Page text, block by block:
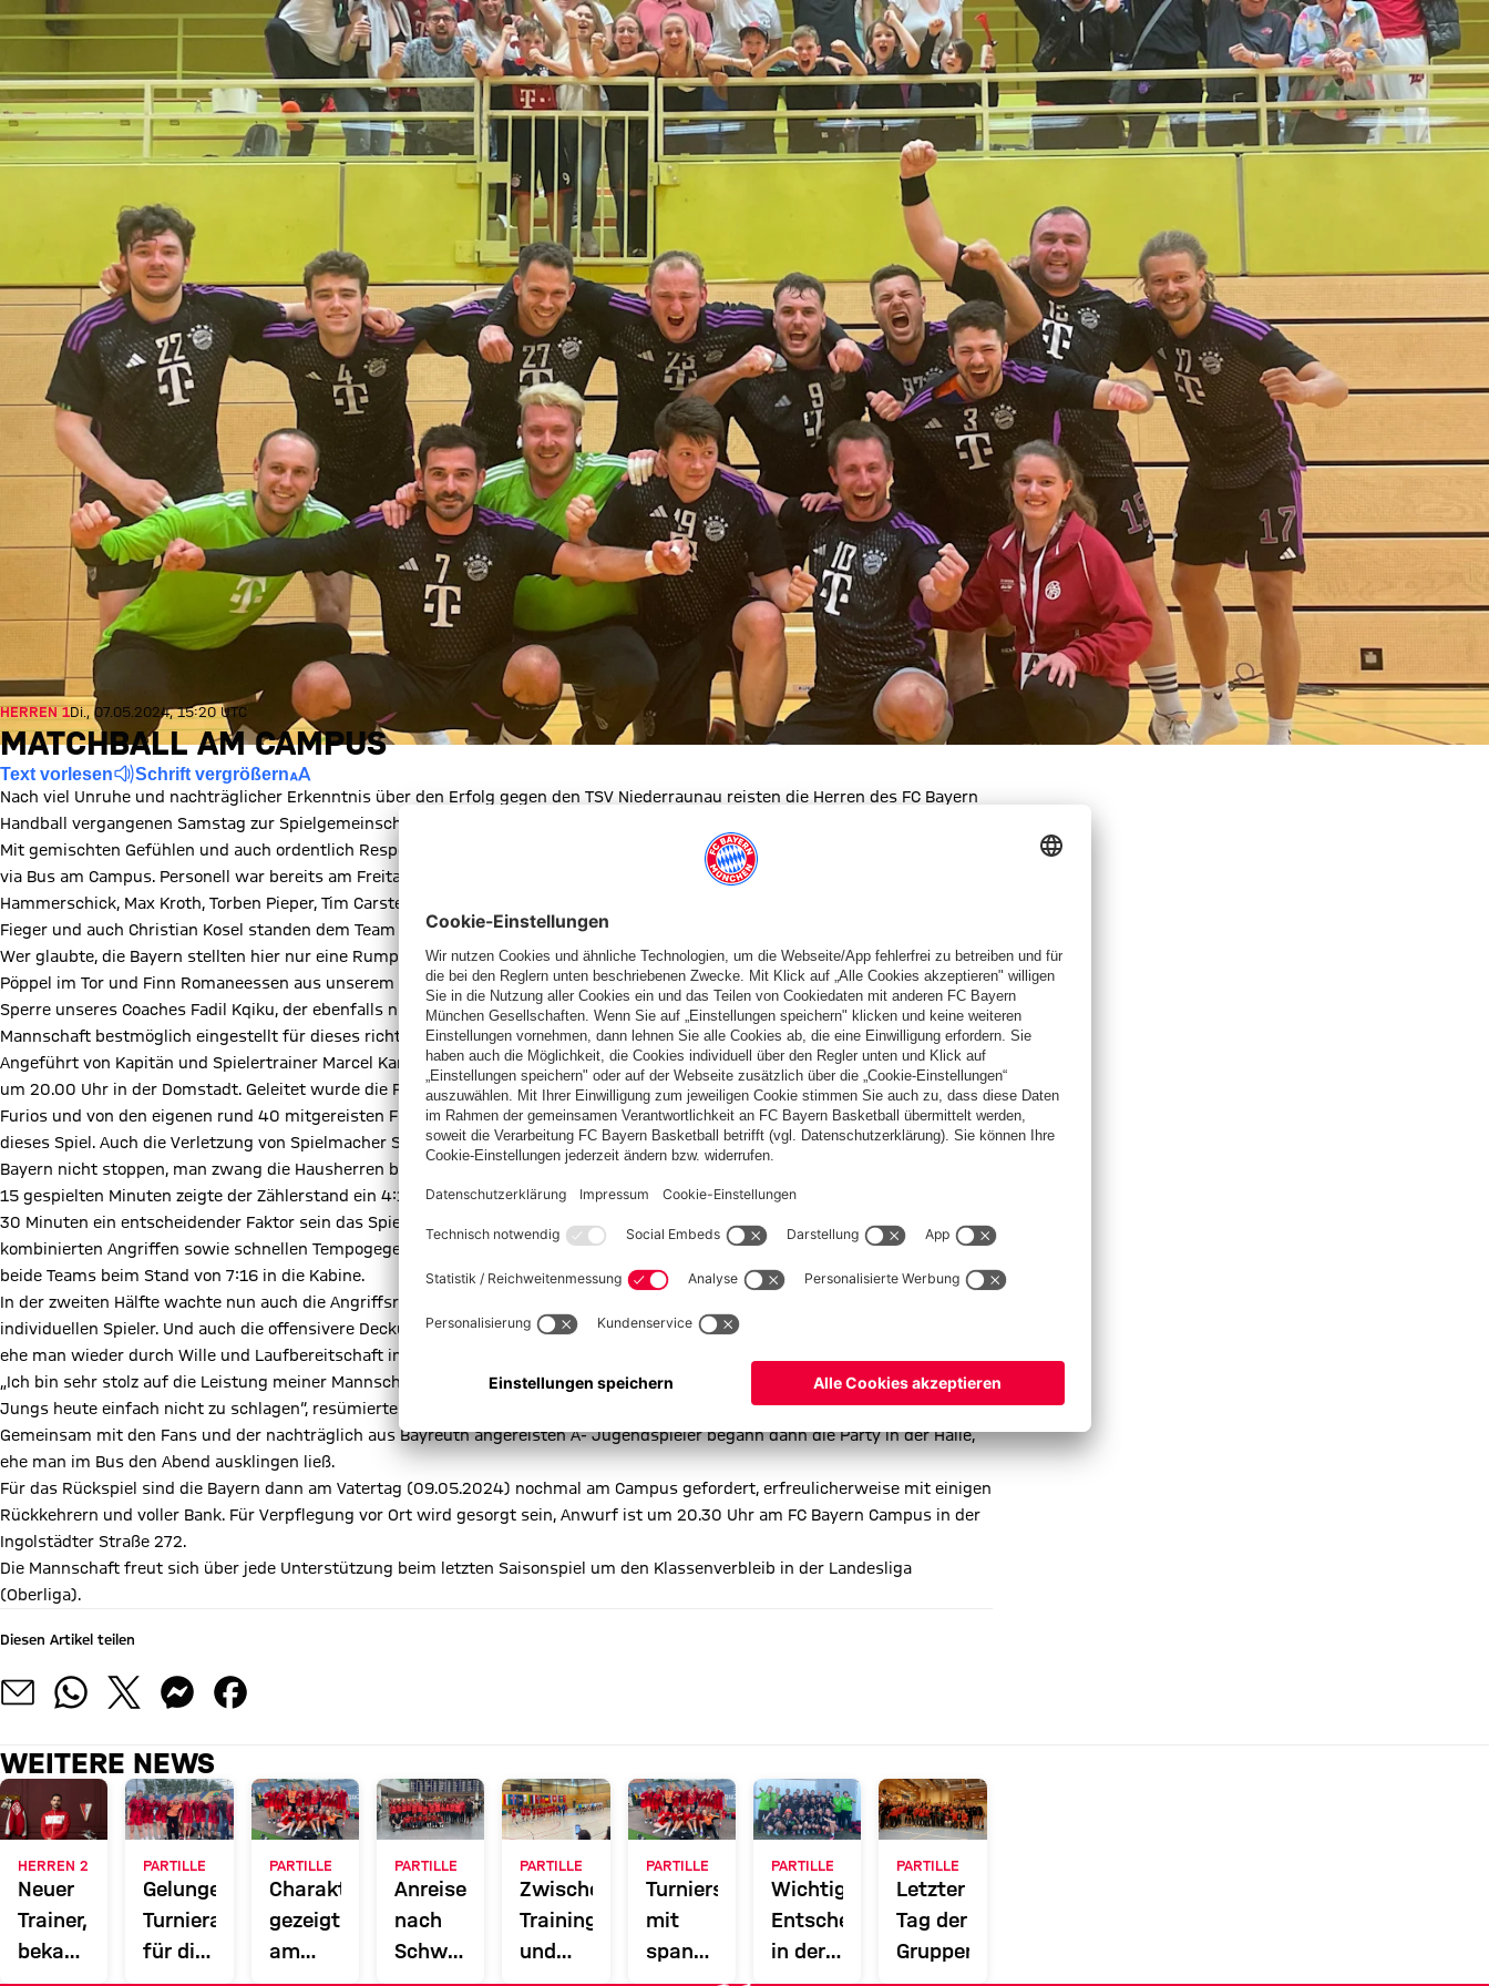
HERREN 1Di., 07.05.2024, 15:20 UTC
MATCHBALL AM CAMPUS
Text vorlesen Schrift vergrößern
Nach viel Unruhe und nachträglicher Erkenntnis über den Erfolg gegen den TSV Niederraunau reisten die Herren des FC Bayern
Handball vergangenen Samstag zur Spielgemeinschaft nach Regensburg.
Mit gemischten Gefühlen und auch ordentlich Respekt vor der Aufgabe traf man sich mit den Fans zur gemeinsamen Abreise
via Bus am Campus. Personell war bereits am Freitag klar, dass einige Akteure nicht mitfahren konnte – Max Maas, Jan
Hammerschick, Max Kroth, Torben Pieper, Tim Carstens, Nenad Korpar, Max Berg, Armin Alijagic, Ansgar Bachmann, Dominik
Fieger und auch Christian Kosel standen dem Team nicht zur Verfügung.
Wer glaubte, die Bayern stellten hier nur eine Rumpftruppe fehlte aber weit, mit vollem Kader u.a. mit Rückkehrer Phillipp
Pöppel im Tor und Finn Romaneessen aus unserem Perspektivteam stellte der FCB 14 Spieler. Die Spitze des Eisbergs war die
Sperre unseres Coaches Fadil Kqiku, der ebenfalls nur von der Tribüne aus dem Spiel folgen konnte – dennoch wurde die
Mannschaft bestmöglich eingestellt für dieses richtungsweisende Spiel.
Angeführt von Kapitän und Spielertrainer Marcel Karaköcek und Physio Debütantin Larissa Gerber begann das Spiel pünktlich
um 20.00 Uhr in der Domstadt. Geleitet wurde die Partie vom Gespann Kranich/Küstner/Freier.
Furios und von den eigenen rund 40 mitgereisten Fans angepeitscht starteten die Bayern hochmotiviert und kaltschnäuzig in
dieses Spiel. Auch die Verletzung von Spielmacher Serigne Mbodji in der 5 Minute konnte an diesem Tag die angriffslustigen
Bayern nicht stoppen, man zwang die Hausherren bereits in der 10. Minute beim Stand von 2:6 zur frühen Auszeit. Nach bereits
15 gespielten Minuten zeigte der Zählerstand ein 4:11 für die Gäste aus München, die Abwehr sollte an diesem Tag in den ersten
30 Minuten ein entscheidender Faktor sein das Spiel in die richtige Richtung zu lenken. Nach schönen Einzelaktionen und
kombinierten Angriffen sowie schnellen Tempogegenstößen zeigten die Bayern ihre lang vermisste Stärke, so verschwanden
beide Teams beim Stand von 7:16 in die Kabine.
In der zweiten Hälfte wachte nun auch die Angriffsreihe der Regensburger auf und erzielte teils leichte Tore durch ihre Starken
individuellen Spieler. Und auch die offensivere Deckung der Hausherren brachte das Angriffsspiel der Bayern kurz ins Stocken,
ehe man wieder durch Wille und Laufbereitschaft im Angriff den Vorsprung verwalten konnte.
„Ich bin sehr stolz auf die Leistung meiner Mannschaft an diesem Tag, mit dieser Einstellung und diesem Fokus waren die
Jungs heute einfach nicht zu schlagen“, resümierte Coach Fadil Kqiku sichtlich gerührt und erleichtert nach dieser Leistung.
Gemeinsam mit den Fans und der nachträglich aus Bayreuth angereisten A- Jugendspieler begann dann die Party in der Halle,
ehe man im Bus den Abend ausklingen ließ.
Für das Rückspiel sind die Bayern dann am Vatertag (09.05.2024) nochmal am Campus gefordert, erfreulicherweise mit einigen
Rückkehrern und voller Bank. Für Verpflegung vor Ort wird gesorgt sein, Anwurf ist um 20.30 Uhr am FC Bayern Campus in der
Ingolstädter Straße 272.
Die Mannschaft freut sich über jede Unterstützung beim letzten Saisonspiel um den Klassenverbleib in der Landesliga
(Oberliga).
Diesen Artikel teilen
WEITERE NEWS
HERREN 2
Neuer
Trainer,
bekanntes
Gesicht
PARTILLE
Gelungener
Turnierauftakt
für die
G15
PARTILLE
Charakter
gezeigt
am
ersten
PARTILLE
Anreise
nach
Schweden
– Das
PARTILLE
Zwischen
Training
und
Nationalmannschaft
PARTILLE
Turnierstart
mit
spannenden
Spielen
PARTILLE
Wichtige
Entscheidungen
in der
Gruppenphase
PARTILLE
Letzter
Tag der
Gruppenphase